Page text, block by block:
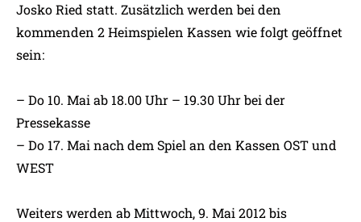
Josko Ried statt. Zusätzlich werden bei den
kommenden 2 Heimspielen Kassen wie folgt geöffnet
sein:
– Do 10. Mai ab 18.00 Uhr – 19.30 Uhr bei der
Pressekasse
– Do 17. Mai nach dem Spiel an den Kassen OST und
WEST
Weiters werden ab Mittwoch, 9. Mai 2012 bis